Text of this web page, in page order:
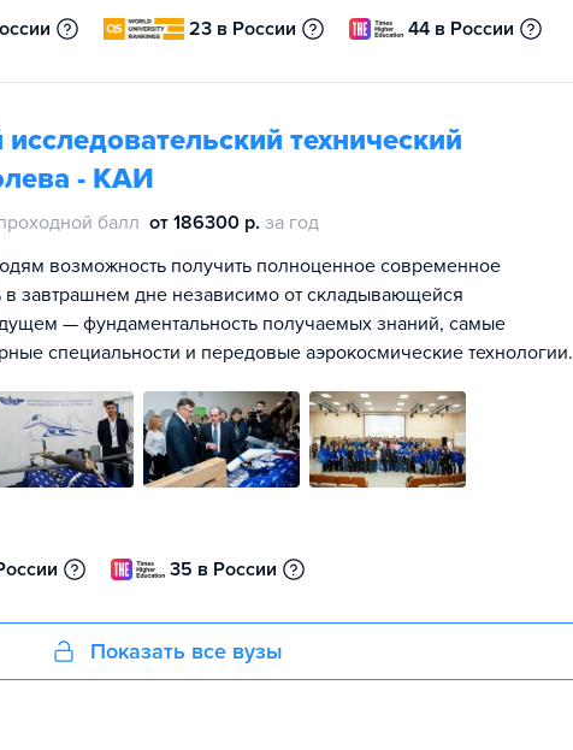
23 в России 44 в России
технический
- КАИ
балл от 186300 р. за год
возможность получить полноценное современное
в завтрашнем дне независимо от складывающейся
— фундаментальность получаемых знаний, самые
специальности и передовые аэрокосмические технологии.
35 в России
Показать все вузы